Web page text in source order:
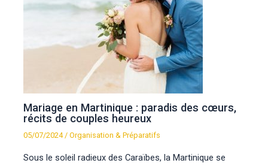
Mariage en Martinique : paradis des cœurs,
récits de couples heureux
05/07/2024/Organisation & Préparatifs
Sous le soleil radieux des Caraïbes, la Martinique se